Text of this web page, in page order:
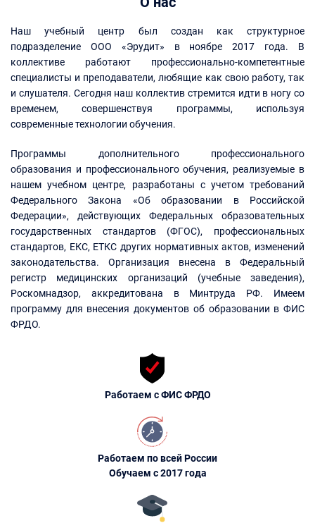
Наш учебный центр был создан как структурное
подразделение ООО «Эрудит» в ноябре 2017 года. В
коллективе работают профессионально-компетентные
специалисты и преподаватели, любящие как свою работу, так
и слушателя. Сегодня наш коллектив стремится идти в ногу со
временем, совершенствуя программы, используя
современные технологии обучения.
Программы дополнительного профессионального
образования и профессионального обучения, реализуемые в
нашем учебном центре, разработаны с учетом требований
Федерального Закона «Об образовании в Российской
Федерации», действующих Федеральных образовательных
государственных стандартов (ФГОС), профессиональных
стандартов, ЕКС, ЕТКС других нормативных актов, изменений
законодательства. Организация внесена в Федеральный
регистр медицинских организаций (учебные заведения),
Роскомнадзор, аккредитована в Минтруда РФ. Имеем
программу для внесения документов об образовании в ФИС
ФРДО.
Работаем с ФИС ФРДО
Работаем по всей России
Обучаем с 2017 года